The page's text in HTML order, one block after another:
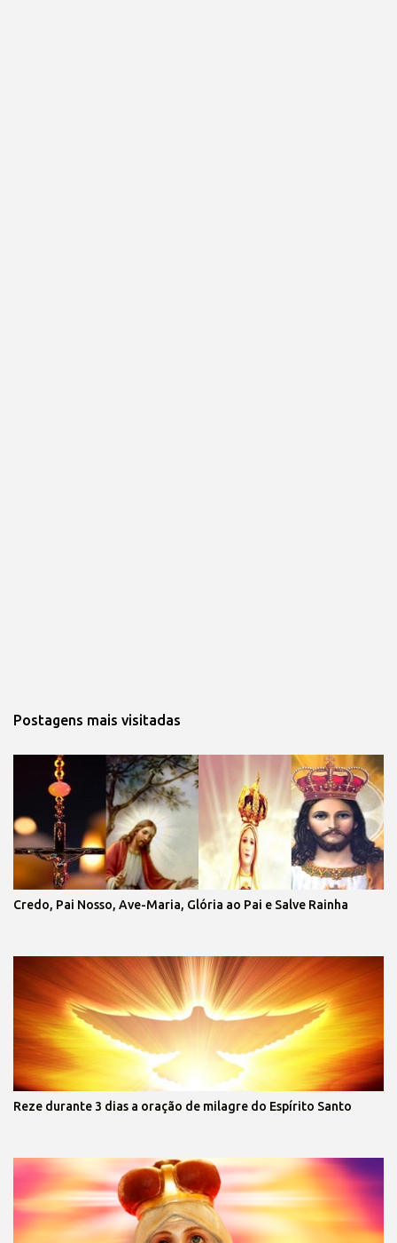
Postagens mais visitadas
Credo, Pai Nosso, Ave-Maria, Glória ao Pai e Salve Rainha
Reze durante 3 dias a oração de milagre do Espírito Santo